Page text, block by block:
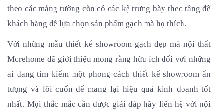
theo các mảng tường còn có các kệ trưng bày theo tầng để
khách hàng dễ lựa chọn sản phẩm gạch mà họ thích.
Với những mẫu thiết kế showroom gạch đẹp mà nội thất
Morehome đã giới thiệu mong rằng hữu ích đối với những
ai đang tìm kiếm một phong cách thiết kế showroom ấn
tượng và lôi cuốn để mang lại hiệu quả kinh doanh tốt
nhất. Mọi thắc mắc cần được giải đáp hãy liên hệ với nội